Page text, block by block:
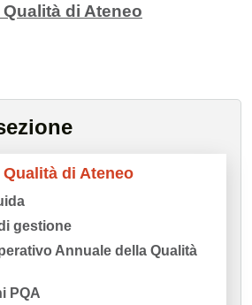
di Ateneo
di Ateneo
gestione
Annuale della Qualità
PQA